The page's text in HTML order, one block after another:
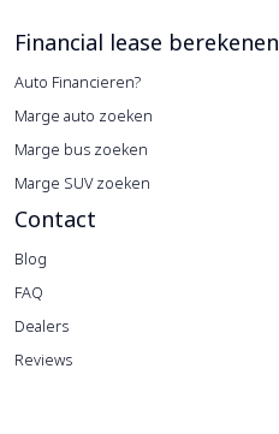
Financial lease berekenen
Auto Financieren?
Marge auto zoeken
Marge bus zoeken
Marge SUV zoeken
Contact
Blog
FAQ
Dealers
Reviews